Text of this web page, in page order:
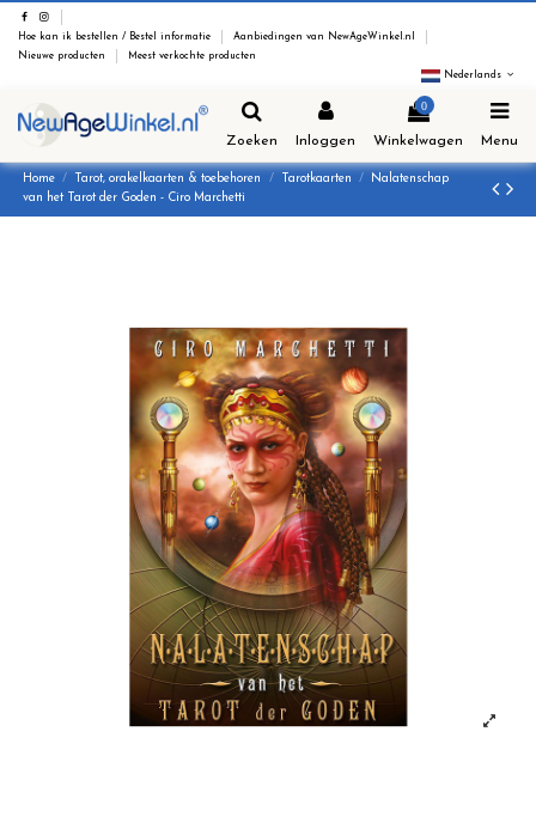
Hoe kan ik bestellen / Bestel informatie
Aanbiedingen van NewAgeWinkel.nl
Nieuwe producten
Meest verkochte producten
Nederlands
Zoeken Inloggen
0
Winkelwagen Menu
Home Tarot, orakelkaarten & toebehoren Tarotkaarten
Nalatenschap
van het Tarot der Goden - Ciro Marchetti